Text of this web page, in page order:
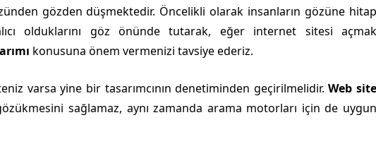
gözden düşmektedir. Öncelikli olarak insanların gözüne hitap
olduklarını göz önünde tutarak, eğer internet sitesi açmak
konusuna önem vermenizi tavsiye ederiz.
varsa yine bir tasarımcının denetiminden geçirilmelidir.Web site
sağlamaz, aynı zamanda arama motorları için de uygun